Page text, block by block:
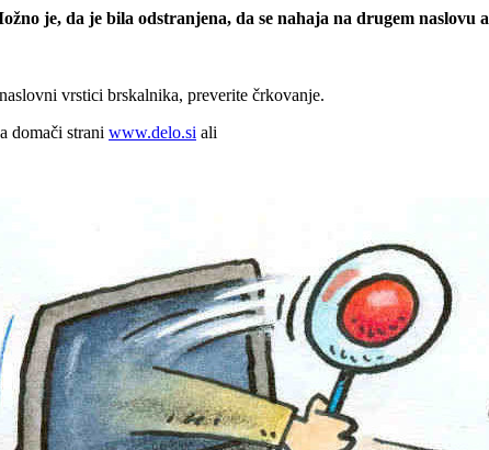
je, da je bila odstranjena, da se nahaja na drugem naslovu
vrstici brskalnika, preverite črkovanje.
domači strani www.delo.si ali